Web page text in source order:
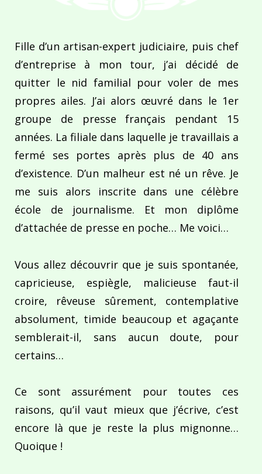
Fille d’un artisan-expert judiciaire, puis chef
d’entreprise à mon tour, j’ai décidé de
quitter le nid familial pour voler de mes
propres ailes. J’ai alors œuvré dans le 1er
groupe de presse français pendant 15
années. La filiale dans laquelle je travaillais a
fermé ses portes après plus de 40 ans
d’existence. D’un malheur est né un rêve. Je
me suis alors inscrite dans une célèbre
école de journalisme. Et mon diplôme
d’attachée de presse en poche… Me voici…
Vous allez découvrir que je suis spontanée,
capricieuse, espiègle, malicieuse faut-il
croire, rêveuse sûrement, contemplative
absolument, timide beaucoup et agaçante
semblerait-il, sans aucun doute, pour
certains…
Ce sont assurément pour toutes ces
raisons, qu’il vaut mieux que j’écrive, c’est
encore là que je reste la plus mignonne…
Quoique !